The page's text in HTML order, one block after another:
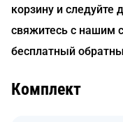
корзину и
свяжитесь с нашим
бесплатный
Комплект